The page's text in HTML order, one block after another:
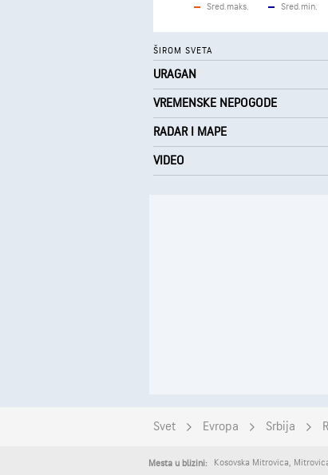
Sred.maks. Sred.min.
ŠIROM SVETA
URAGAN
VREMENSKE NEPOGODE
RADAR I MAPE
VIDEO
Svet Evropa Srbija
Mesta u blizini: Kosovska Mitrovica,